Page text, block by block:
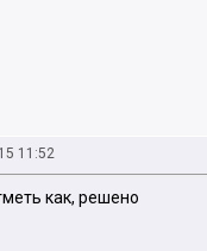
11:52
как, решено